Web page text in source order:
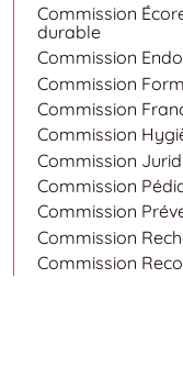
Commission
durable
Commission
Commission
Commission
Commission
Commission
Commission
Commission
Commission
Commission